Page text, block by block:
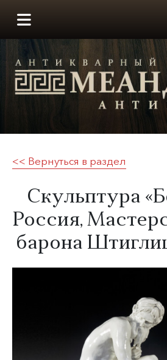
Меандр-
<< Вернуться в раздел
Скульптура
Россия,
барона